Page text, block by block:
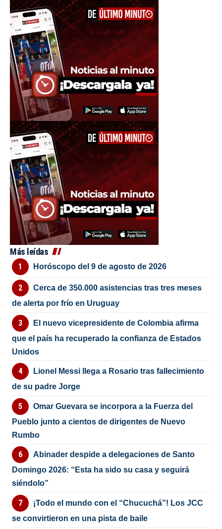
Más leídas
Horóscopo del 9 de agosto de 2026
Cerca de 350.000 asistencias tras tres meses
de alerta por frío en Uruguay
El nuevo vicepresidente de Colombia afirma
que el país ha recuperado la confianza de Estados
Unidos
Lionel Messi llega a Rosario tras fallecimiento
de su padre Jorge
Omar Guevara se incorpora a la Fuerza del
Pueblo junto a cientos de dirigentes de Nuevo
Rumbo
Abinader despide a delegaciones de Santo
Domingo 2026: “Esta ha sido su casa y seguirá
siéndolo”
¡Todo el mundo con el “Chucuchá”! Los JCC
se convirtieron en una pista de baile